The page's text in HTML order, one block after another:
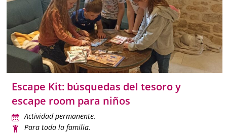
Escape Kit: búsquedas del tesoro y
escape room para niños
Actividad permanente.
Para toda la familia.